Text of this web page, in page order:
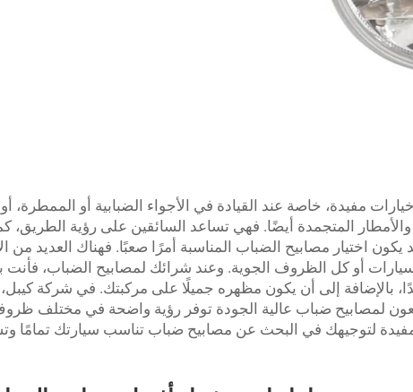
مفيدة، خاصة عند القيادة في الأجواء الضبابية أو الممطرة،
المتجمدة أيضًا. فهي تساعد السائقين على رؤية الطريق،
اختيار مصابيح الضباب المناسبة أمرًا صعبًا. فهناك العديد من
أو كل الظروف الجوية. وعند شرائك لمصابيح الضباب، فأنت
بالإضافة إلى أن يكون مظهره جميلًا على مركبتك. في شركة
لمصابيح ضباب عالية الجودة توفر رؤية واضحة في مختلف
لتوجيهك في البحث عن مصابيح ضباب تناسب سيارتك تمامًا